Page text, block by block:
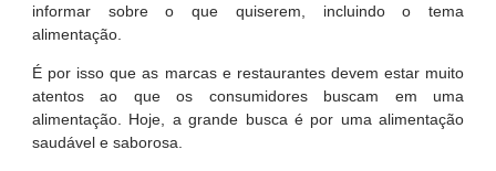
informar sobre o que quiserem, incluindo o tema
alimentação.
É por isso que as marcas e restaurantes devem estar muito
atentos ao que os consumidores buscam em uma
alimentação. Hoje, a grande busca é por uma alimentação
saudável e saborosa.